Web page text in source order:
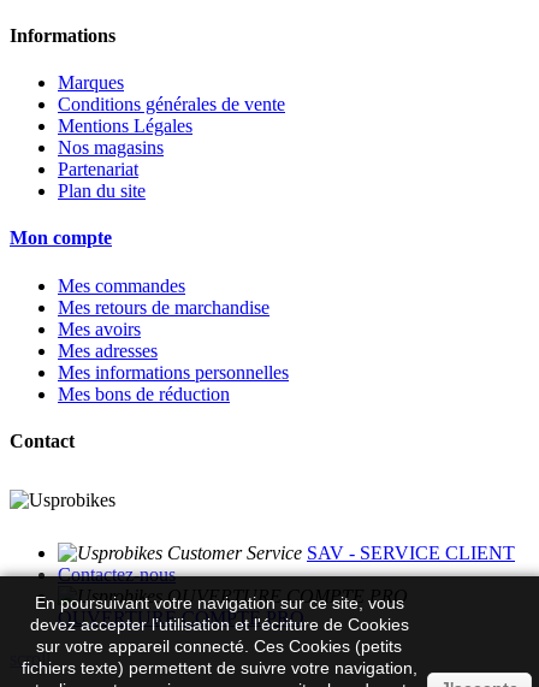
Informations
Marques
Conditions générales de vente
Mentions Légales
Nos magasins
Partenariat
Plan du site
Mon compte
Mes commandes
Mes retours de marchandise
Mes avoirs
Mes adresses
Mes informations personnelles
Mes bons de réduction
Contact
SAV - SERVICE CLIENT
Contactez-nous
OUVERTURE COMPTE PRO
scroll
En poursuivant votre navigation sur ce site, vous
devez accepter l’utilisation et l'écriture de Cookies
sur votre appareil connecté. Ces Cookies (petits
fichiers texte) permettent de suivre votre navigation,